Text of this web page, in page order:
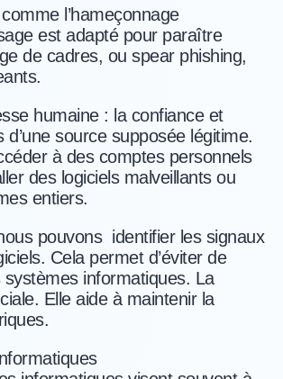
l’hameçonnage
est adapté pour paraître
de cadres, ou spear phishing,
humaine : la confiance et
d’une source supposée légitime.
à des comptes personnels
des logiciels malveillants ou
entiers.
pouvons identifier les signaux
Cela permet d’éviter de
informatiques. La
Elle aide à maintenir la